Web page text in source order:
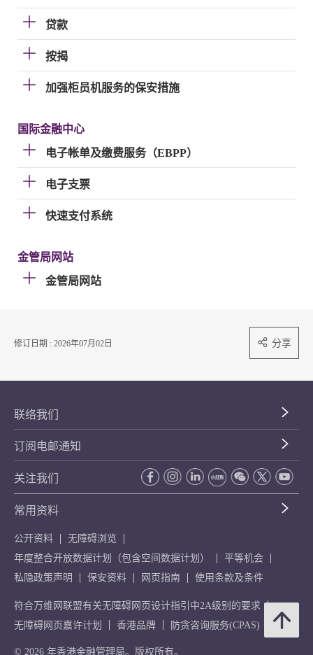
贷款
按揭
加强柜员机服务的保安措施
国际金融中心
电子帐单及缴费服务（EBPP）
电子支票
快速支付系统
金管局网站
金管局网站
修订日期 : 2026年07月02日 分享
联络我们
订阅电邮通知
关注我们
常用资料
公开资料
无障碍浏览
年度整合开放数据计划（包含空间数据计划）
平等机会
私隐政策声明
保安资料 网页指南 使用条款及条件
符合万维网联盟有关无障碍网页设计指引中2A级别的要求
无障碍网页嘉许计划
香港品牌 防贪咨询服务(CPAS)
© 2026 年香港金融管理局。版权所有。